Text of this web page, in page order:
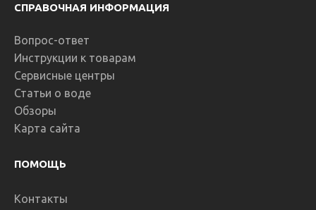
СПРАВОЧНАЯ ИНФОРМАЦИЯ
Вопрос-ответ
Инструкции к товарам
Сервисные центры
Статьи о воде
Обзоры
Карта сайта
ПОМОЩЬ
Контакты